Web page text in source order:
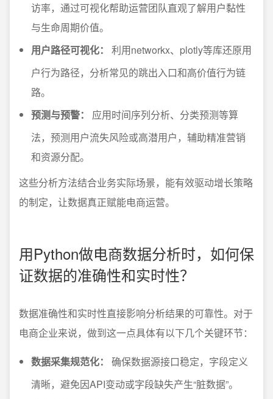
访率，通过可视化帮助运营团队直观了解用户黏性
与生命周期价值。
用户路径可视化：
利用networkx、plotly等库还原用
户行为路径，分析常见的跳出入口和高价值行为链
路。
预测与预警：
应用时间序列分析、分类预测等算
法，预测用户流失风险或高潜用户，辅助精准营销
和资源分配。
这些分析方法结合业务实际场景，能有效驱动增长策略
的制定，让数据真正赋能电商运营。
用Python做电商数据分析时，如何保
证数据的准确性和实时性？
数据准确性和实时性直接影响分析结果的可靠性。对于
电商企业来说，做到这一点具体有以下几个关键环节：
数据采集规范化：
确保数据源接口稳定，字段定义
清晰，避免因API变动或字段缺失产生“脏数据”。